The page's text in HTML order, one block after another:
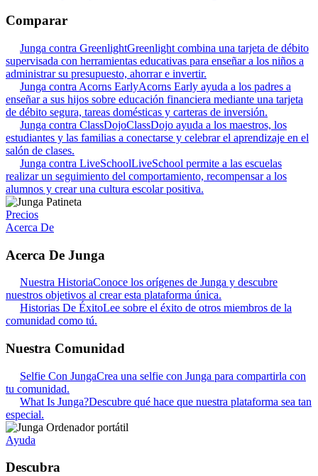
Comparar
Junga contra GreenlightGreenlight combina una tarjeta de débito
supervisada con herramientas educativas para enseñar a los niños a
administrar su presupuesto, ahorrar e invertir.
Junga contra Acorns EarlyAcorns Early ayuda a los padres a
enseñar a sus hijos sobre educación financiera mediante una tarjeta
de débito segura, tareas domésticas y carteras de inversión.
Junga contra ClassDojoClassDojo ayuda a los maestros, los
estudiantes y las familias a conectarse y celebrar el aprendizaje en el
salón de clases.
Junga contra LiveSchoolLiveSchool permite a las escuelas
realizar un seguimiento del comportamiento, recompensar a los
alumnos y crear una cultura escolar positiva.
Precios
Acerca De
Acerca De Junga
Nuestra HistoriaConoce los orígenes de Junga y descubre
nuestros objetivos al crear esta plataforma única.
Historias De ÉxitoLee sobre el éxito de otros miembros de la
comunidad como tú.
Nuestra Comunidad
Selfie Con JungaCrea una selfie con Junga para compartirla con
tu comunidad.
What Is Junga?Descubre qué hace que nuestra plataforma sea tan
especial.
Ayuda
Descubra